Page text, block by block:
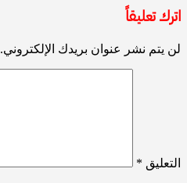
اترك تعليقاً
لن يتم نشر عنوان بريدك الإلكتروني.
التعليق *